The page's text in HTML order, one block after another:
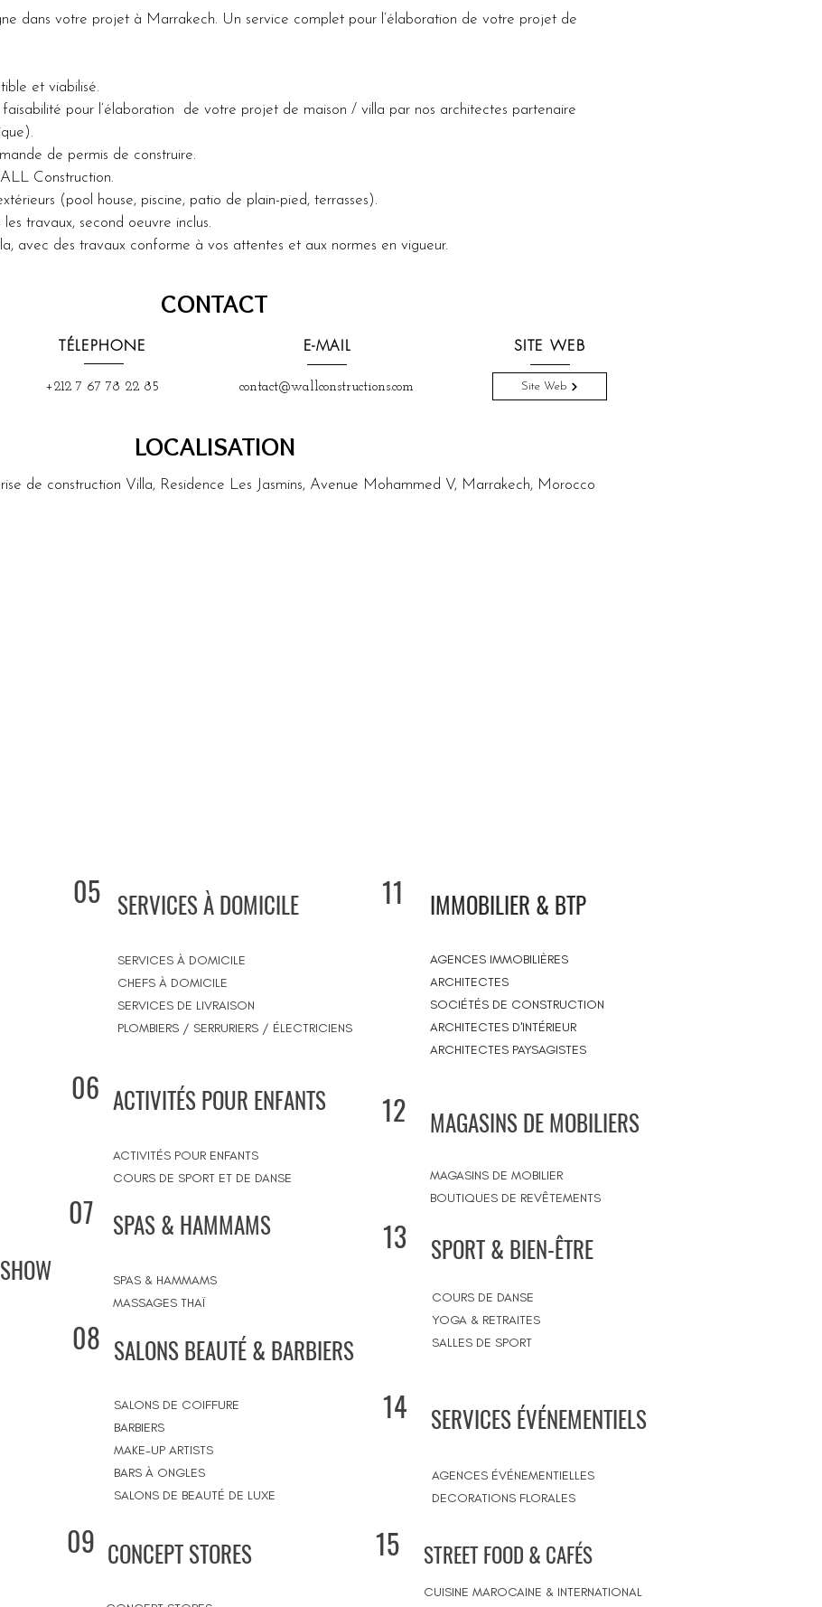
dans votre projet à Marrakech. Un service complet pour l’élaboration de votre projet de
et viabilisé.
pour l’élaboration  de votre projet de maison / villa par nos architectes partenaire
de permis de construire.
Construction.
(pool house, piscine, patio de plain-pied, terrasses).
travaux, second oeuvre inclus.
avec des travaux conforme à vos attentes et aux normes en vigueur.
CONTACT
TÉLEPHONE
+212 7 67 78 22 85
E-MAIL
contact@wallconstructions.com
SITE WEB
Site Web
LOCALISATION
de construction Villa, Residence Les Jasmins, Avenue Mohammed V, Marrakech, Morocco
05 SERVICES À DOMICILE
SERVICES À DOMICILE
CHEFS À DOMICILE
SERVICES DE LIVRAISON
PLOMBIERS / SERRURIERS / ÉLECTRICIENS
11 IMMOBILIER & BTP
AGENCES IMMOBILIÈRES
ARCHITECTES
SOCIÉTÉS DE CONSTRUCTION
ARCHITECTES D'INTÉRIEUR
ARCHITECTES PAYSAGISTES
06 ACTIVITÉS POUR ENFANTS
ACTIVITÉS POUR ENFANTS
COURS DE SPORT ET DE DANSE
12 MAGASINS DE MOBILIERS
MAGASINS DE MOBILIER
BOUTIQUES DE REVÊTEMENTS
07 SPAS & HAMMAMS
SPAS & HAMMAMS
MASSAGES THAÏ
08 SALONS BEAUTÉ & BARBIERS
SALONS DE COIFFURE
BARBIERS
MAKE-UP ARTISTS
BARS À ONGLES
SALONS DE BEAUTÉ DE LUXE
13 SPORT & BIEN-ÊTRE
COURS DE DANSE
YOGA & RETRAITES
SALLES DE SPORT
14 SERVICES ÉVÉNEMENTIELS
AGENCES ÉVÉNEMENTIELLES
DECORATIONS FLORALES
09 CONCEPT STORES 15 STREET FOOD & CAFÉS
CUISINE MAROCAINE & INTERNATIONAL